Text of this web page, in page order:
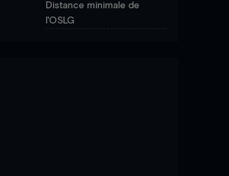
Distance minimale de
l'OSLG